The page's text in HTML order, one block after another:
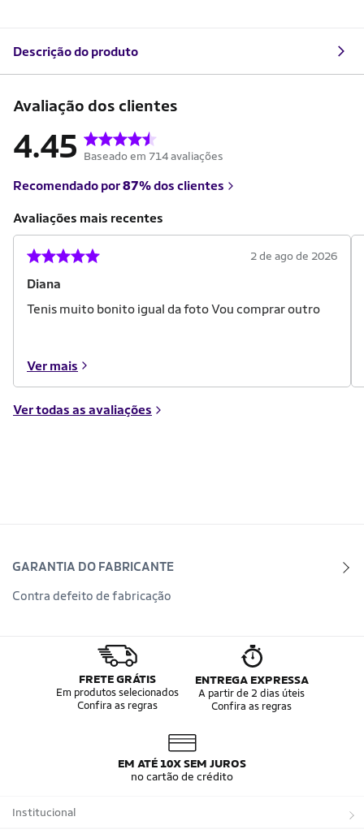
Descrição do produto
Avaliação dos clientes
4.45 Baseado em 714 avaliações
Recomendado por87%dos clientes
Avaliações mais recentes
Diana
2 de ago de 2026
Tenis muito bonito igual da foto Vou comprar outro
Ver mais
Ver todas as avaliações
GARANTIA DO FABRICANTE
Contra defeito de fabricação
FRETE GRÁTIS
Em produtos selecionados
Confira as regras
ENTREGA EXPRESSA
A partir de 2 dias úteis
Confira as regras
EM ATÉ 10X SEM JUROS
no cartão de crédito
Institucional